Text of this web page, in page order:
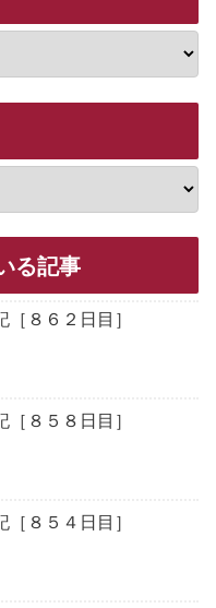
る記事
８６２日目］
８５８日目］
８５４日目］